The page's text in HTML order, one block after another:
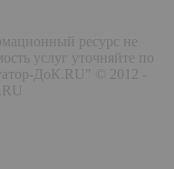
ресурс не
услуг уточняйте по
ДоК.RU" © 2012 -